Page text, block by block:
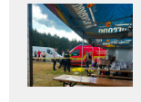
Adaugă
aici textul
pentru
subtitlu